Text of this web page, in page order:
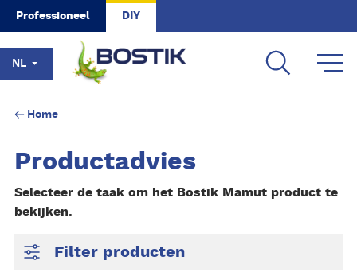
Skip to main content
Professioneel DIY
NL
Home
Productadvies
Selecteer de taak om het Bostik Mamut product te
bekijken.
Filter producten